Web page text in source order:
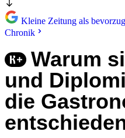
Kleine Zeitung als
Chronik
Warum
und
die